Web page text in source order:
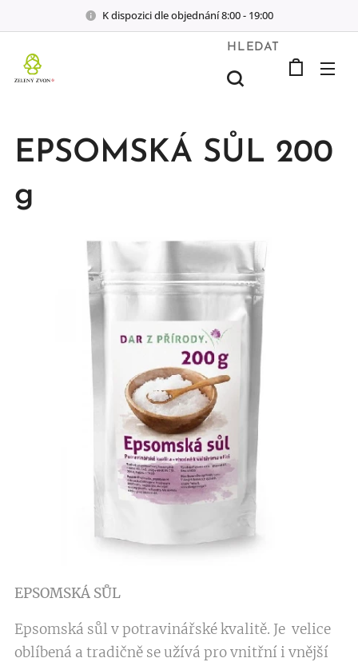
K dispozici dle objednání 8:00 - 19:00
HLEDAT
EPSOMSKÁ SŮL 200
g
EPSOMSKÁ SŮL
Epsomská sůl v potravinářské kvalitě. Je velice
oblíbená a tradičně se užívá pro vnitřní i vnější